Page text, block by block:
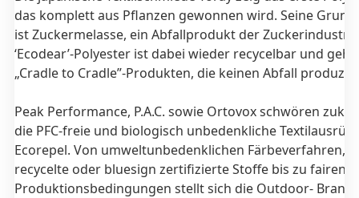
das komplett aus Pflanzen gewonnen wird. Seine
ist Zuckermelasse, ein Abfallprodukt der
‘Ecodear’-Polyester ist dabei wieder recycelbar und
„Cradle to Cradle”-Produkten, die keinen Abfall
Peak Performance, P.A.C. sowie Ortovox schwören
die PFC-freie und biologisch unbedenkliche
Ecorepel. Von umweltunbedenklichen Färbeverfahren,
recycelte oder bluesign zertifizierte Stoffe bis zu fairen
Produktionsbedingungen stellt sich die Outdoor-